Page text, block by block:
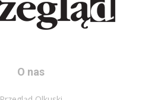
O nas